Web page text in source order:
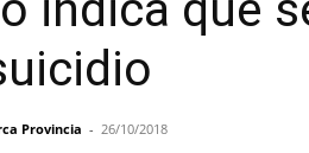
Provincia - 26/10/2018